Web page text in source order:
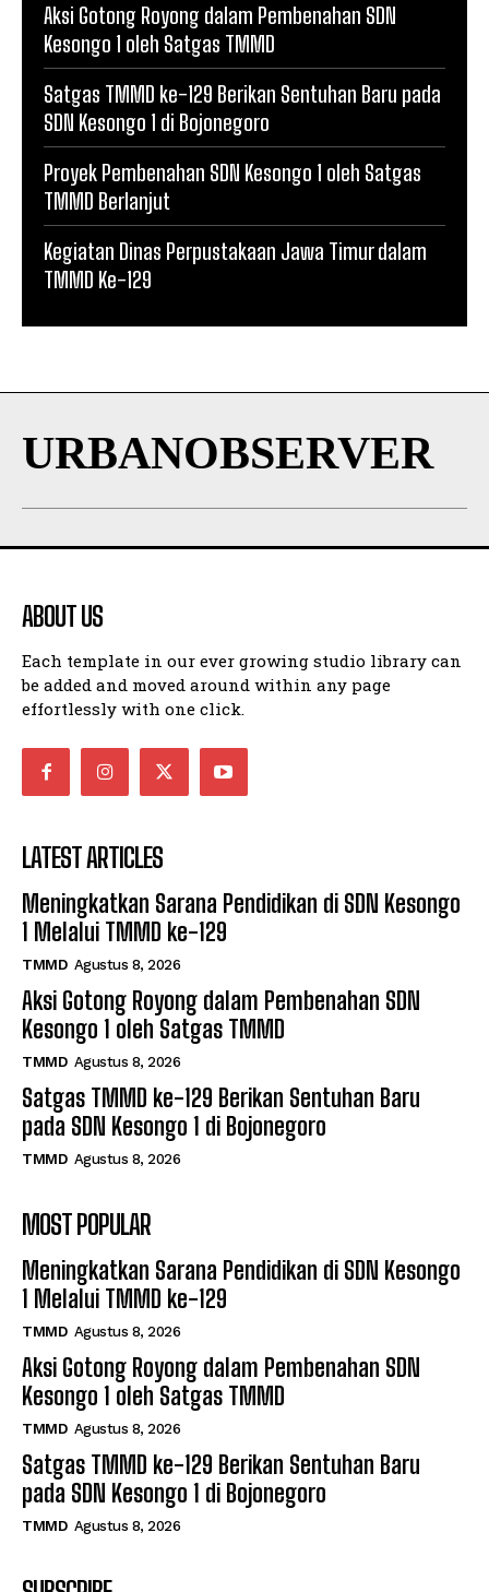
Aksi Gotong Royong dalam Pembenahan SDN
Kesongo 1 oleh Satgas TMMD
Satgas TMMD ke-129 Berikan Sentuhan Baru pada
SDN Kesongo 1 di Bojonegoro
Proyek Pembenahan SDN Kesongo 1 oleh Satgas
TMMD Berlanjut
Kegiatan Dinas Perpustakaan Jawa Timur dalam
TMMD Ke-129
URBANOBSERVER
ABOUT US
Each template in our ever growing studio library can
be added and moved around within any page
effortlessly with one click.
LATEST ARTICLES
Meningkatkan Sarana Pendidikan di SDN Kesongo
1 Melalui TMMD ke-129
TMMD Agustus 8, 2026
Aksi Gotong Royong dalam Pembenahan SDN
Kesongo 1 oleh Satgas TMMD
TMMD Agustus 8, 2026
Satgas TMMD ke-129 Berikan Sentuhan Baru
pada SDN Kesongo 1 di Bojonegoro
TMMD Agustus 8, 2026
MOST POPULAR
Meningkatkan Sarana Pendidikan di SDN Kesongo
1 Melalui TMMD ke-129
TMMD Agustus 8, 2026
Aksi Gotong Royong dalam Pembenahan SDN
Kesongo 1 oleh Satgas TMMD
TMMD Agustus 8, 2026
Satgas TMMD ke-129 Berikan Sentuhan Baru
pada SDN Kesongo 1 di Bojonegoro
TMMD Agustus 8, 2026